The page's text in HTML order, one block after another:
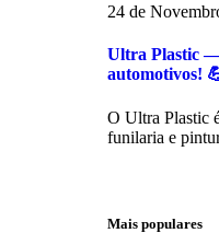
24 de
Ultra Plastic —
automotivos!
O Ultra Plastic
funilaria e
Mais populares